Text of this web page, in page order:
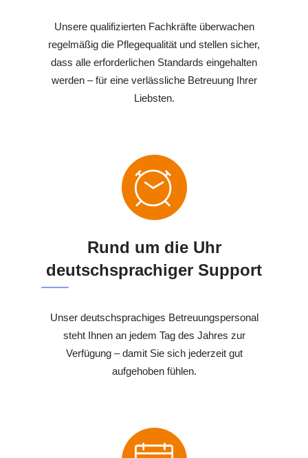
Unsere qualifizierten Fachkräfte überwachen
regelmäßig die Pflegequalität und stellen sicher,
dass alle erforderlichen Standards eingehalten
werden – für eine verlässliche Betreuung Ihrer
Liebsten.
Rund um die Uhr
deutschsprachiger Support
Unser deutschsprachiges Betreuungspersonal
steht Ihnen an jedem Tag des Jahres zur
Verfügung – damit Sie sich jederzeit gut
aufgehoben fühlen.